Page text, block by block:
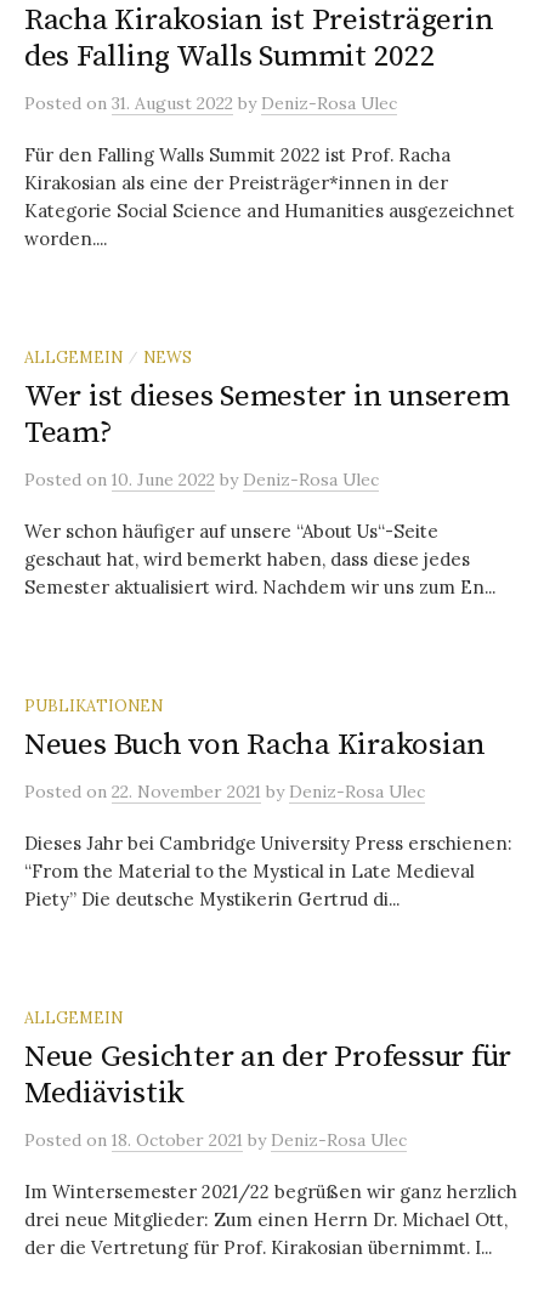
Racha Kirakosian ist Preisträgerin
des Falling Walls Summit 2022
Posted on 31. August 2022 by Deniz-Rosa Ulec
Für den Falling Walls Summit 2022 ist Prof. Racha
Kirakosian als eine der Preisträger*innen in der
Kategorie Social Science and Humanities ausgezeichnet
worden....
ALLGEMEIN / NEWS
Wer ist dieses Semester in unserem
Team?
Posted on 10. June 2022 by Deniz-Rosa Ulec
Wer schon häufiger auf unsere “About Us“-Seite
geschaut hat, wird bemerkt haben, dass diese jedes
Semester aktualisiert wird. Nachdem wir uns zum En...
PUBLIKATIONEN
Neues Buch von Racha Kirakosian
Posted on 22. November 2021 by Deniz-Rosa Ulec
Dieses Jahr bei Cambridge University Press erschienen:
“From the Material to the Mystical in Late Medieval
Piety” Die deutsche Mystikerin Gertrud di...
ALLGEMEIN
Neue Gesichter an der Professur für
Mediävistik
Posted on 18. October 2021 by Deniz-Rosa Ulec
Im Wintersemester 2021/22 begrüßen wir ganz herzlich
drei neue Mitglieder: Zum einen Herrn Dr. Michael Ott,
der die Vertretung für Prof. Kirakosian übernimmt. I...